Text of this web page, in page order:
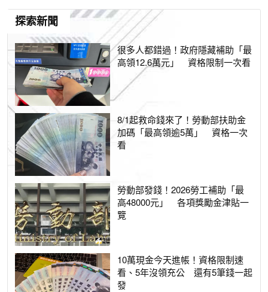
探索新聞
很多人都錯過！政府隱藏補助「最
高領12.6萬元」 資格限制一次看
8/1起救命錢來了！勞動部扶助金
加碼「最高領逾5萬」 資格一次
看
勞動部發錢！2026勞工補助「最
高48000元」 各項獎勵金津貼一
覽
10萬現金今天進帳！資格限制速
看、5年沒領充公 還有5筆錢一起
發